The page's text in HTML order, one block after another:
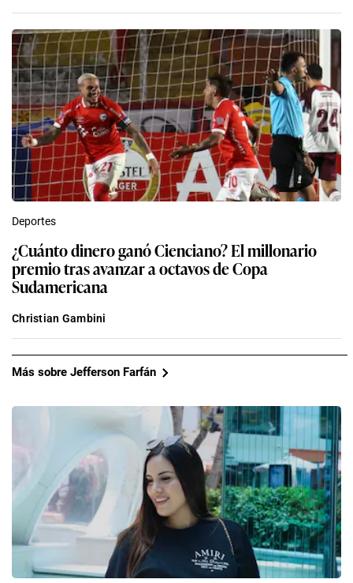
Deportes
¿Cuánto dinero ganó Cienciano? El millonario
premio tras avanzar a octavos de Copa
Sudamericana
Christian Gambini
Más sobre Jefferson Farfán